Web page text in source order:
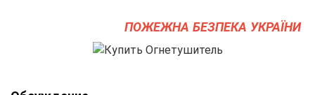
ПОЖЕЖНА БЕЗПЕКА УКРАЇНИ